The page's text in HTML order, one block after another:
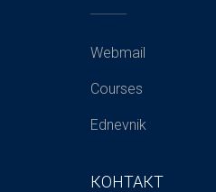
Webmail
Courses
Ednevnik
КОНТАКТ